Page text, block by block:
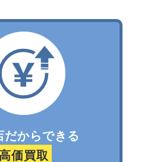
だからできる
価買取